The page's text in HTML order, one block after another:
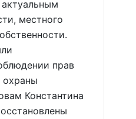
местного
прав
охраны
Константина